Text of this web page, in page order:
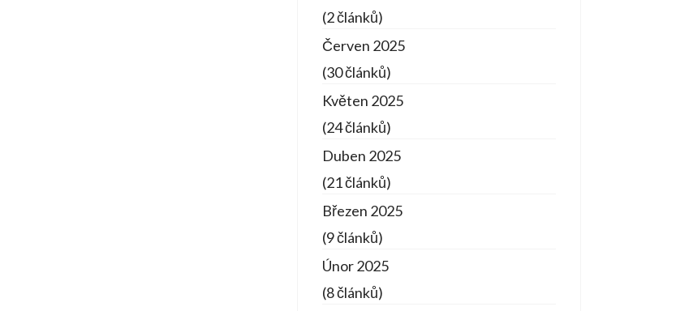
(2 článků)
Červen 2025
(30 článků)
Květen 2025
(24 článků)
Duben 2025
(21 článků)
Březen 2025
(9 článků)
Únor 2025
(8 článků)